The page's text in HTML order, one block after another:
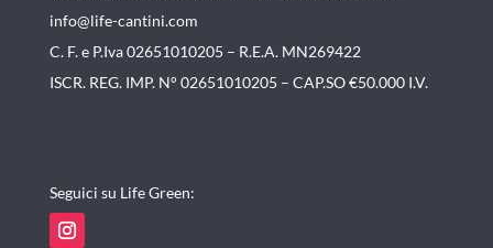
info@life-cantini.com
C. F. e P.Iva 02651010205 – R.E.A. MN269422
ISCR. REG. IMP. N° 02651010205 – CAP.SO €50.000 I.V.
Seguici su Life Green: